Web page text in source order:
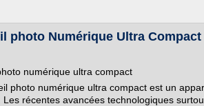
photo Numérique Ultra Compact
numérique ultra compact
photo numérique ultra compact est un
Les récentes avancées technologiques